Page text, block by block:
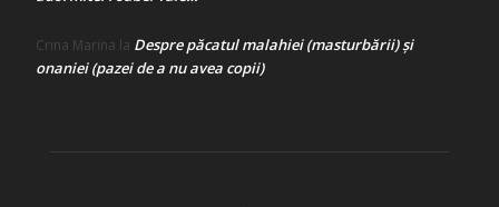
Crina Marina la Despre păcatul malahiei (masturbării) şi
onaniei (pazei de a nu avea copii)